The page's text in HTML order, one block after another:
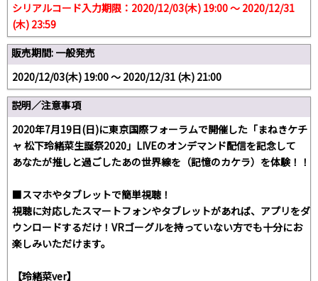
シリアルコード入力期限：2020/12/03(木) 19:00 〜 2020/12/31
(木) 23:59
販売期間: 一般発売
2020/12/03(木) 19:00 〜 2020/12/31 (木) 21:00
説明／注意事項
2020年7月19日(日)に東京国際フォーラムで開催した「まねきケチ
ャ 松下玲緒菜生誕祭2020」LIVEのオンデマンド配信を記念して
あなたが推しと過ごしたあの世界線を（記憶のカケラ）を体験！！
■スマホやタブレットで簡単視聴！
視聴に対応したスマートフォンやタブレットがあれば、アプリをダ
ウンロードするだけ！VRゴーグルを持っていない方でも十分にお
楽しみいただけます。
【玲緒菜ver】